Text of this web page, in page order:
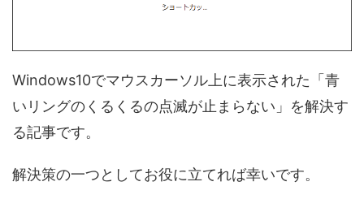
Windows10でマウスカーソル上に表示された「青
いリングのくるくるの点滅が止まらない」を解決す
る記事です。
解決策の一つとしてお役に立てれば幸いです。